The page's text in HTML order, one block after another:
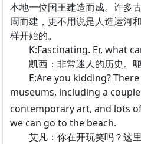
本地一位国王建造而成。许多
周而建，更不用说是人造运河
样开始的。
K:Fascinating. Er, what
凯西：非常迷人的历史。呃
E:Are you kidding? There
museums, including a
contemporary art, and lots
we can go to the beach.
艾凡：你在开玩笑吗？这